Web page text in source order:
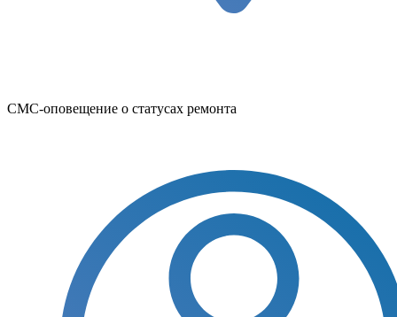
СМС-оповещение о статусах ремонта